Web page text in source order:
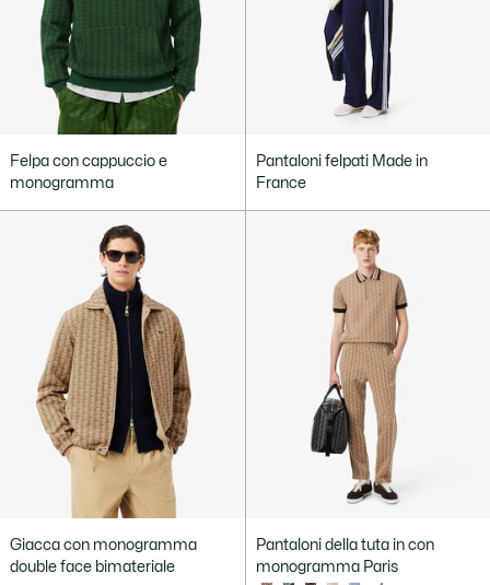
Felpa con cappuccio e
monogramma
Pantaloni felpati Made in
France
Giacca con monogramma
double face bimateriale
Pantaloni della tuta in con
monogramma Paris